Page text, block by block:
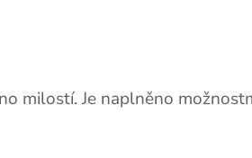
milostí. Je naplněno